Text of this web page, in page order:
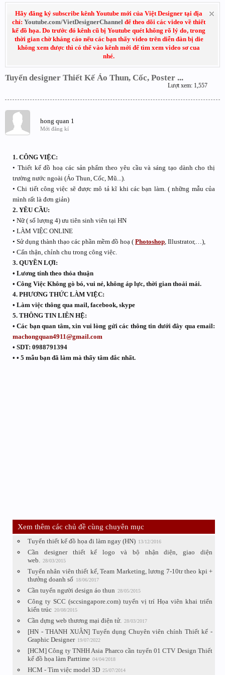
Hãy đăng ký subscribe kênh Youtube mới của Việt Designer tại địa
chỉ: Youtube.com/VietDesignerChannel để theo dõi các video về thiết
kế đồ họa. Do trước đó kênh cũ bị Youtube quét không rõ lý do, trong
thời gian chờ kháng cáo nếu các bạn thấy video trên diễn đàn bị die
không xem được thì có thể vào kênh mới để tìm xem video sơ cua
nhé.
Tuyển designer Thiết Kế Áo Thun, Cốc, Poster ...
Lượt xem: 1,557
hong quan 1
Mới đăng kí
1. CÔNG VIỆC:
• Thiết kế đồ hoạ các sản phẩm theo yêu cầu và sáng tạo dành cho thị
trường nước ngoài (Áo Thun, Cốc, Mũ...).
• Chi tiết công việc sẽ được mô tả kĩ khi các bạn làm. ( những mẫu của
mình rất là đơn giản)
2. YÊU CẦU:
• Nữ ( số lượng 4) ưu tiên sinh viên tại HN
• LÀM VIỆC ONLINE
• Sử dụng thành thạo các phần mềm đồ hoạ ( Photoshop, Illustrator,…),
• Cẩn thận, chỉnh chu trong công việc.
3. QUYỀN LỢI:
• Lương tính theo thỏa thuận
• Công Việc Không gò bó, vui nẻ, không áp lực, thời gian thoải mái.
4. PHƯƠNG THỨC LÀM VIỆC:
• Làm việc thông qua mail, facebook, skype
5. THÔNG TIN LIÊN HỆ:
• Các bạn quan tâm, xin vui lòng gửi các thông tin dưới đây qua email:
machongquan4911@gmail.com
• SDT: 0988791394
• • 5 mẫu bạn đã làm mà thấy tâm đắc nhất.
Xem thêm các chủ đề cùng chuyên mục
Tuyển thiết kế đồ họa đi làm ngay (HN) 13/12/2016
Cần designer thiết kế logo và bộ nhận diện, giao diện
web. 28/03/2015
Tuyển nhân viên thiết kế, Team Marketing, lương 7-10tr theo kpi +
thưởng doanh số
18/06/2017
Cần tuyển người design áo thun 28/05/2015
Công ty SCC (sccsingapore.com) tuyển vị trí Họa viên khai triển
kiến trúc 20/08/2015
Cần dựng web thương mại điện tử. 28/03/2017
[HN - THANH XUÂN] Tuyển dụng Chuyên viên chính Thiết kế -
Graphic Designer 19/07/2022
[HCM] Công ty TNHH Asia Pharco cần tuyển 01 CTV Design Thiết
kế đồ họa làm Parttime 04/04/2018
HCM - Tìm việc model 3D 25/07/2014